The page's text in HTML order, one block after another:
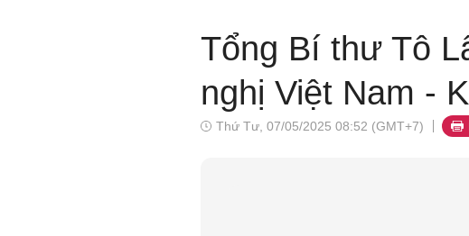
Tổng Bí thư Tô
nghị Việt Nam -
Thứ Tư, 07/05/2025 08:52 (GMT+7)